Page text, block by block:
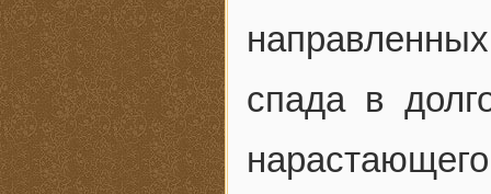
спада в